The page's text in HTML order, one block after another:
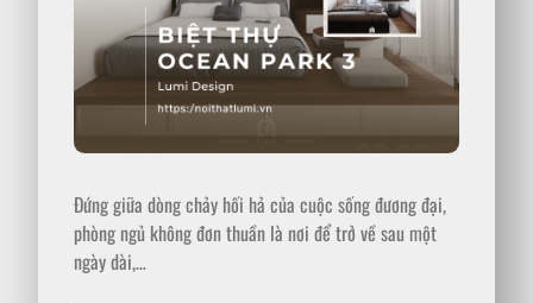
Đứng giữa dòng chảy hối hả của cuộc sống đương đại,
phòng ngủ không đơn thuần là nơi để trở về sau một
ngày dài,…